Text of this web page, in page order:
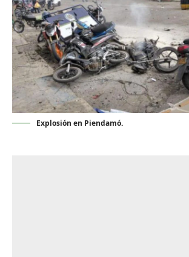
Explosión en Piendamó.